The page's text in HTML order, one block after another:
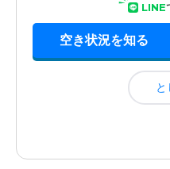
LINE
空き状況を知る
と